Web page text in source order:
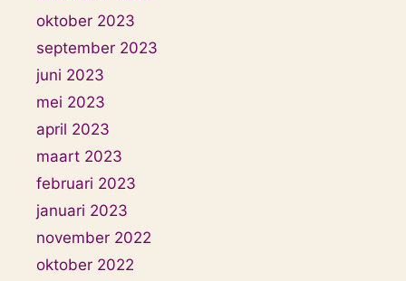
oktober 2023
september 2023
juni 2023
mei 2023
april 2023
maart 2023
februari 2023
januari 2023
november 2022
oktober 2022